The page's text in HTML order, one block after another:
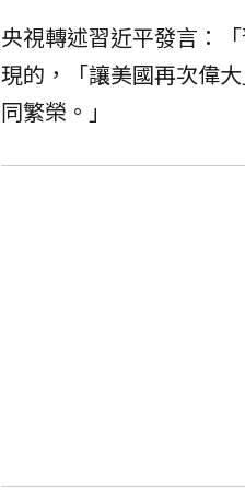
央視轉述習近平發言：
現的，「讓美國再次偉
同繁榮。」